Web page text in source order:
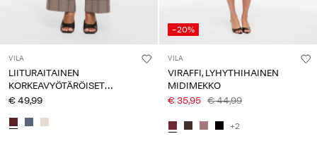
VILA
LIITURAITAINEN
KORKEAVYÖTÄRÖISET
HOUSUT
€ 49,99
-20%
VILA
VIRAFFI, LYHYTHIHAINEN
MIDIMEKKO
€ 35,95 € 44,99
+2